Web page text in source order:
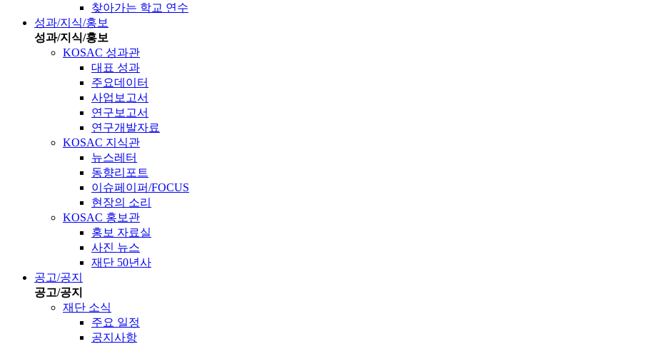
찾아가는 학교 연수
성과/지식/홍보
성과/지식/홍보
KOSAC 성과관
대표 성과
주요데이터
사업보고서
연구보고서
연구개발자료
KOSAC 지식관
뉴스레터
동향리포트
이슈페이퍼/FOCUS
현장의 소리
KOSAC 홍보관
홍보 자료실
사진 뉴스
재단 50년사
공고/공지
공고/공지
재단 소식
주요 일정
공지사항